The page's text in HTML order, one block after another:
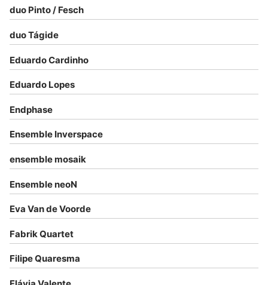
duo Pinto / Fesch
duo Tágide
Eduardo Cardinho
Eduardo Lopes
Endphase
Ensemble Inverspace
ensemble mosaik
Ensemble neoN
Eva Van de Voorde
Fabrik Quartet
Filipe Quaresma